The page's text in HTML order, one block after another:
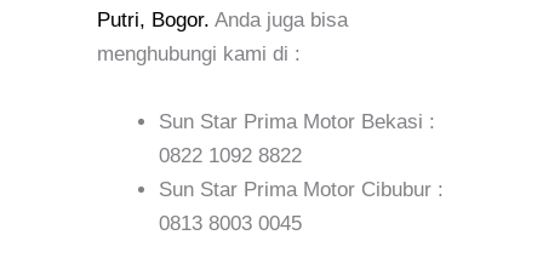
Putri, Bogor. Anda juga bisa
menghubungi kami di :
Sun Star Prima Motor Bekasi :
0822 1092 8822
Sun Star Prima Motor Cibubur :
0813 8003 0045